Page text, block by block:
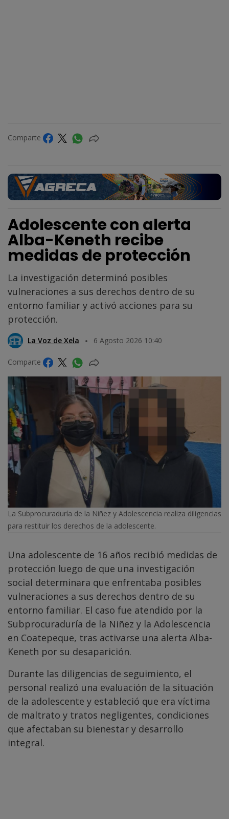
Comparte
Adolescente con alerta
Alba-Keneth recibe
medidas de protección
La investigación determinó posibles
vulneraciones a sus derechos dentro de su
entorno familiar y activó acciones para su
protección.
La Voz de Xela 6 Agosto 2026 10:40
Comparte
La Subprocuraduría de la Niñez y Adolescencia realiza diligencias
para restituir los derechos de la adolescente.
Una adolescente de 16 años recibió medidas de
protección luego de que una investigación
social determinara que enfrentaba posibles
vulneraciones a sus derechos dentro de su
entorno familiar. El caso fue atendido por la
Subprocuraduría de la Niñez y la Adolescencia
en Coatepeque, tras activarse una alerta Alba-
Keneth por su desaparición.
Durante las diligencias de seguimiento, el
personal realizó una evaluación de la situación
de la adolescente y estableció que era víctima
de maltrato y tratos negligentes, condiciones
que afectaban su bienestar y desarrollo
integral.